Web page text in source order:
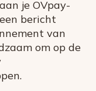
je OVpay-
bericht
van
om op de